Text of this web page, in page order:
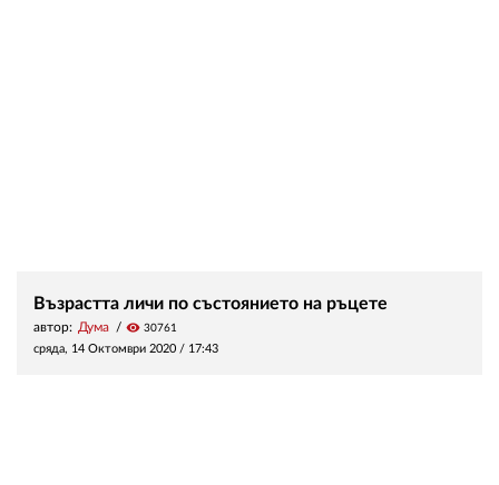
Възрастта личи по състоянието на ръцете
автор: Дума visibility 30761
сряда, 14 Октомври 2020 / 17:43